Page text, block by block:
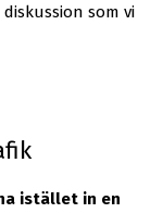
som vi
istället in en